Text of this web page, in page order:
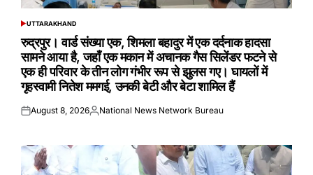
POSTED
UTTARAKHAND
रुद्रपुर। वार्ड संख्या एक, शिमला बहादुर में एक दर्दनाक हादसा
सामने आया है, जहाँ एक मकान में अचानक गैस सिलेंडर फटने से
एक ही परिवार के तीन लोग गंभीर रूप से झुलस गए। घायलों में
गृहस्वामी नितेश ममगई, उनकी बेटी और बेटा शामिल हैं
Posted
August 8, 2026Posted
National News Network Bureau